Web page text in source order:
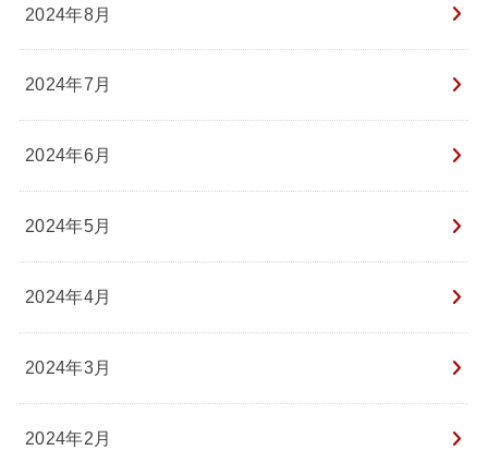
2024年8月
2024年7月
2024年6月
2024年5月
2024年4月
2024年3月
2024年2月